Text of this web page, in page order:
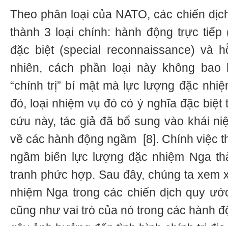
Theo phân loại của NATO, các chiến
thành 3 loại chính: hành động trực tiếp
đặc biệt (special reconnaissance) và
nhiên, cách phần loại này không
“chính trị” bí mật mà lực lượng đặc
đó, loại nhiệm vụ đó có ý nghĩa đặc biệt
cứu này, tác giả đã bổ sung vào khái
về các hành động ngầm [8]. Chính việc
ngầm biến lực lượng đặc nhiệm Nga
tranh phức hợp. Sau đây, chúng ta xem
nhiệm Nga trong các chiến dịch quy
cũng như vai trò của nó trong các hành